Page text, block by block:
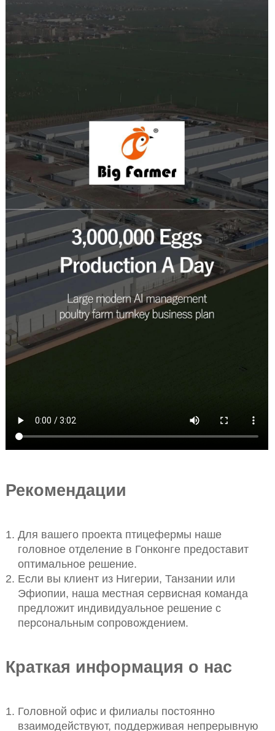
Рекомендации
Для вашего проекта птицефермы наше
головное отделение в Гонконге предоставит
оптимальное решение.
Если вы клиент из Нигерии, Танзании или
Эфиопии, наша местная сервисная команда
предложит индивидуальное решение с
персональным сопровождением.
Краткая информация о нас
Головной офис и филиалы постоянно
взаимодействуют, поддерживая непрерывную